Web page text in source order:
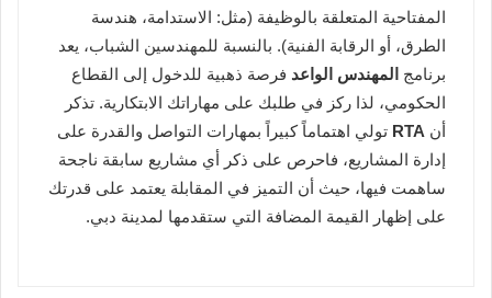
المفتاحية المتعلقة بالوظيفة (مثل: الاستدامة، هندسة
الطرق، أو الرقابة الفنية). بالنسبة للمهندسين الشباب، يعد
برنامج المهندس الواعد فرصة ذهبية للدخول إلى القطاع
الحكومي، لذا ركز في طلبك على مهاراتك الابتكارية. تذكر
أن RTA تولي اهتماماً كبيراً بمهارات التواصل والقدرة على
إدارة المشاريع، فاحرص على ذكر أي مشاريع سابقة ناجحة
ساهمت فيها، حيث أن التميز في المقابلة يعتمد على قدرتك
على إظهار القيمة المضافة التي ستقدمها لمدينة دبي.